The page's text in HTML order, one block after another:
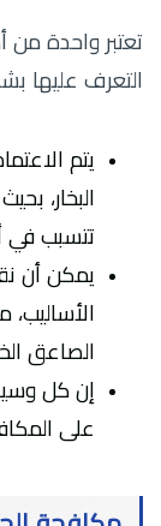
تعتبر واحدة من
التعرف عليها
يتم
البخار،
تتسبب في
يمكن أن
الأساليب،
الصاعق
إن كل
على